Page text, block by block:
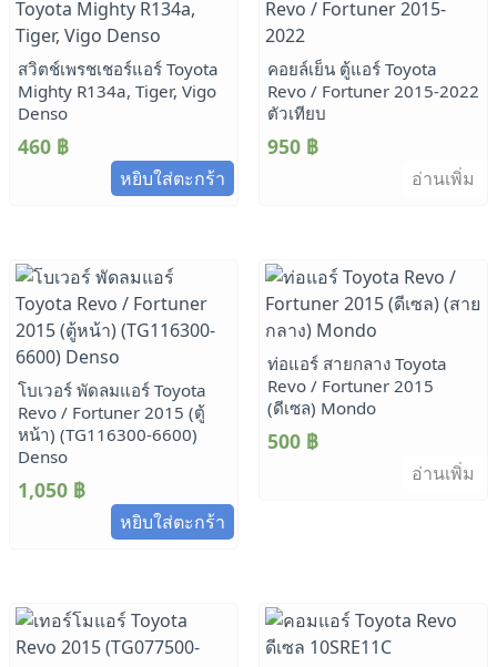
สวิตช์เพรชเชอร์แอร์ Toyota
Mighty R134a, Tiger, Vigo
Denso
460 ฿
หยิบใส่ตะกร้า
คอยล์เย็น ตู้แอร์ Toyota
Revo / Fortuner 2015-2022
ตัวเทียบ
950 ฿
อ่านเพิ่ม
โบเวอร์ พัดลมแอร์ Toyota
Revo / Fortuner 2015 (ตู้
หน้า) (TG116300-6600)
Denso
1,050 ฿
หยิบใส่ตะกร้า
ท่อแอร์ สายกลาง Toyota
Revo / Fortuner 2015
(ดีเซล) Mondo
500 ฿
อ่านเพิ่ม